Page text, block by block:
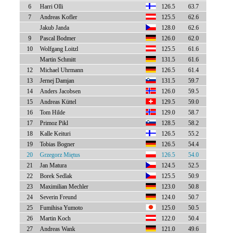
6
Harri Olli 126.5
63.7
7
Andreas Kofler 125.5
62.6
Jakub Janda
128.0
62.6
9
Pascal Bodmer 126.0
62.0
10
Wolfgang Loitzl 125.5
61.6
Martin Schmitt
131.5
61.6
12
Michael Uhrmann 126.5
61.4
13
Jernej Damjan 131.5
59.7
14
Anders Jacobsen 126.0
59.5
15
Andreas Küttel 129.5
59.0
16
Tom Hilde 129.0
58.7
17
Primoz Pikl 128.5
58.2
18
Kalle Keituri 126.5
55.2
19
Tobias Bogner 126.5
54.4
20
Grzegorz Miętus 126.5
54.0
21
Jan Matura 124.5
52.5
22
Borek Sedlak 125.5
50.9
23
Maximilian Mechler 123.0
50.8
24
Severin Freund 124.0
50.7
25
Fumihisa Yumoto 125.0
50.5
26
Martin Koch 122.0
50.4
27
Andreas Wank 121.0 49.6